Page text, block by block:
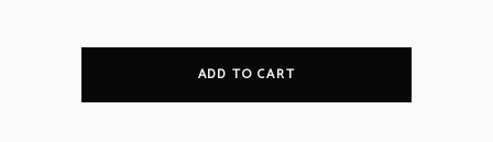
ADD TO CART